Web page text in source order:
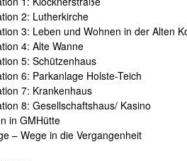
2: Lutherkirche
3: Leben und Wohnen in der Alten
4: Alte Wanne
5: Schützenhaus
6: Parkanlage Holste-Teich
7: Krankenhaus
8: Gesellschaftshaus/ Kasino
in GMHütte
– Wege in die Vergangenheit